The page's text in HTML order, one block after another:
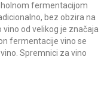
fermentacijom
bez obzira na
od velikog je značaja
fermentacije vino se
Spremnici za vino